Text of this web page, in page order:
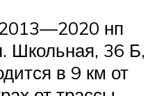
2013—2020 нп
Школьная, 36 Б,
в 9 км от